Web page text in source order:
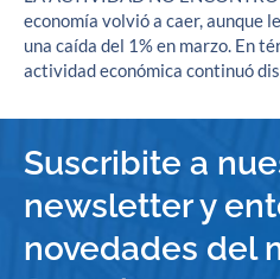
economía volvió a caer, aunque
una caída del 1% en marzo. En
actividad económica continuó
Suscribite a
newsletter y
novedades del